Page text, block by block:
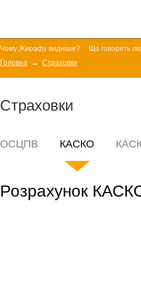
Чому Жирафу видніше? Що говорять
Головна
Страховки
Страховки
ОСЦПВ КАСКО
Розрахунок